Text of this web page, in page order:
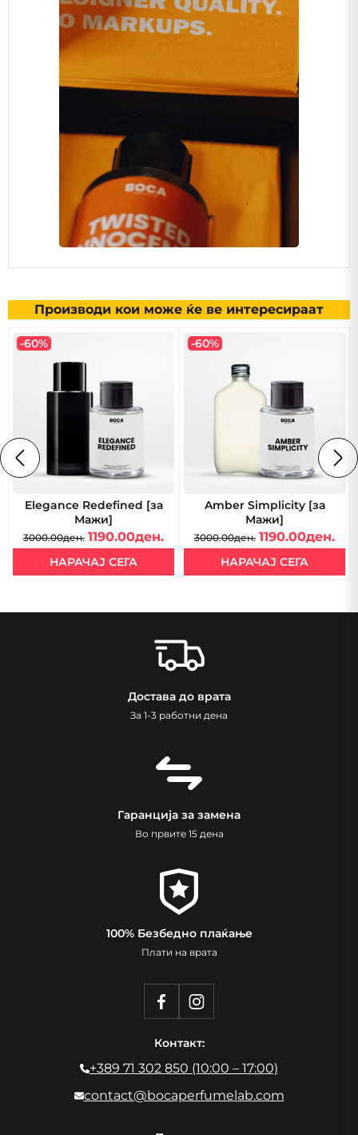
Производи кои може ќе ве интересираат
-60%
Elegance Redefined [за
Мажи]
3000.00ден. 1190.00ден.
НАРАЧАЈ СЕГА
-60%
Amber Simplicity [за
Мажи]
3000.00ден. 1190.00ден.
НАРАЧАЈ СЕГА
Достава до врата
За 1-3 работни дена
Гаранција за замена
Во првите 15 дена
100% Безбедно плаќање
Плати на врата
Контакт:
+389 71 302 850 (10:00 – 17:00)
contact@bocaperfumelab.com